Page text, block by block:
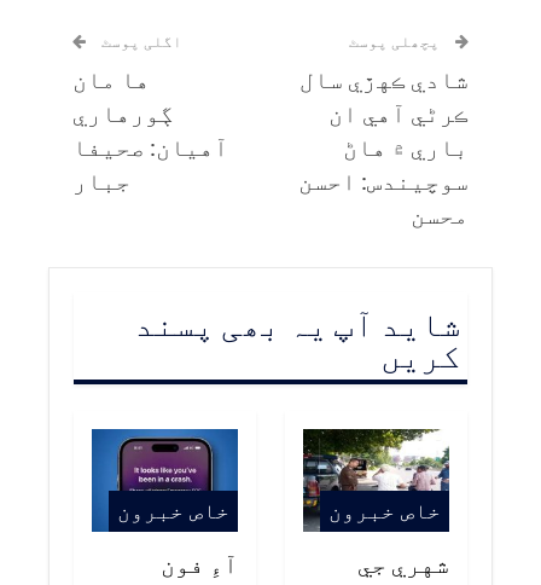
پچھلی پوسٹ
شادي ڪهڙي سال
ڪرڻي آهي ان
باري ۾ هاڻ
سوچيندس: احسن
محسن
اگلی پوسٹ
ها مان
ڳورهاري
آهيان: صحيفا
جبار
شاید آپ یہ بھی پسند
کریں
خاص خبرون
شهري جي
خاص خبرون
آءِ فون